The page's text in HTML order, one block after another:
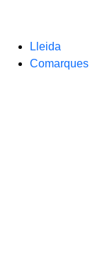
Lleida
Comarques